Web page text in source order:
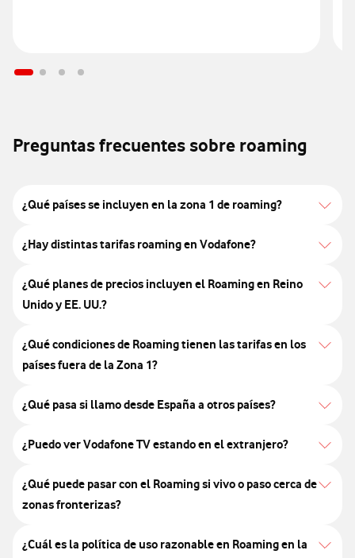
Preguntas frecuentes sobre roaming
¿Qué países se incluyen en la zona 1 de roaming?
¿Hay distintas tarifas roaming en Vodafone?
¿Qué planes de precios incluyen el Roaming en Reino
Unido y EE. UU.?
¿Qué condiciones de Roaming tienen las tarifas en los
países fuera de la Zona 1?
¿Qué pasa si llamo desde España a otros países?
¿Puedo ver Vodafone TV estando en el extranjero?
¿Qué puede pasar con el Roaming si vivo o paso cerca de
zonas fronterizas?
¿Cuál es la política de uso razonable en Roaming en la